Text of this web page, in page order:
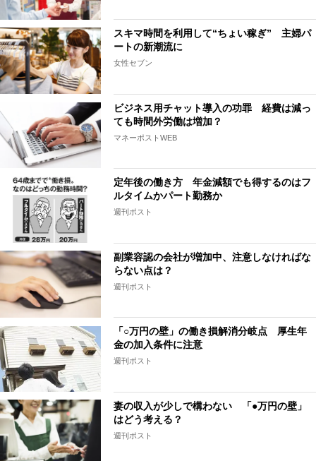
スキマ時間を利用して“ちょい稼ぎ” 主婦パ
ートの新潮流に
女性セブン
ビジネス用チャット導入の功罪 経費は減っ
ても時間外労働は増加？
マネーポストWEB
定年後の働き方 年金減額でも得するのはフ
ルタイムかパート勤務か
週刊ポスト
副業容認の会社が増加中、注意しなければな
らない点は？
週刊ポスト
「○万円の壁」の働き損解消分岐点 厚生年
金の加入条件に注意
週刊ポスト
妻の収入が少しで構わない 「●万円の壁」
はどう考える？
週刊ポスト